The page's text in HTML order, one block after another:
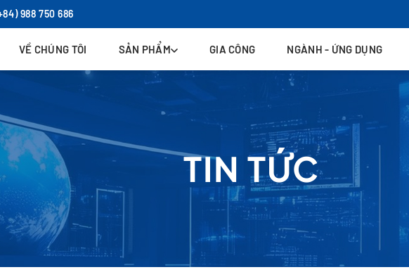
988 750 686
VỀ CHÚNG TÔI SẢN PHẨM GIA CÔNG NGÀNH - ỨNG DỤNG
TIN TỨC